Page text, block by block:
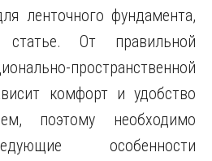
ленточного фундамента,
От правильной
пространственной
комфорт и удобство
поэтому необходимо
особенности